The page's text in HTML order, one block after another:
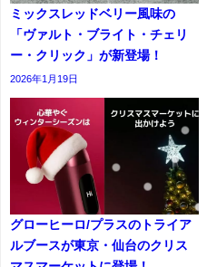
ミックスレッドベリー風味の
「ヴァルト・ブライト・チェリ
ー・クリック」が新登場！
2026年1月19日
グローヒーロ/プラスのトライア
ルブースが東京・仙台のクリス